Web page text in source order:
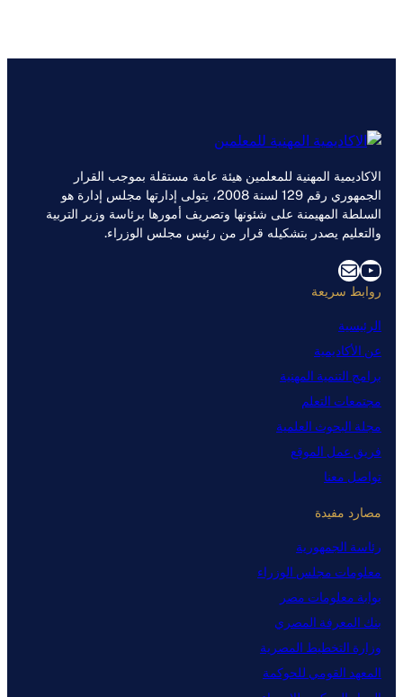
الاكاديمية المهنية للمعلمين هيئة عامة مستقلة بموجب القرار
الجمهوري رقم 129 لسنة 2008، يتولى إدارتها مجلس إدارة هو
السلطة المهيمنة على شئونها وتصريف أمورها برئاسة وزير التربية
والتعليم يصدر بتشكيله قرار من رئيس مجلس الوزراء.
يوتيوببريد
روابط سريعة
الرئيسية
عن الأكاديمية
برامج التنمية المهنية
مجتمعات التعلم
مجلة البحوث العلمية
فريق عمل الموقع
تواصل معنا
مصارد مفيدة
رئاسة الجمهورية
معلومات مجلس الوزراء
بوابة معلومات مصر
بنك المعرفة المصري
وزارة التخطيط المصرية
المعهد القومي للحوكمة